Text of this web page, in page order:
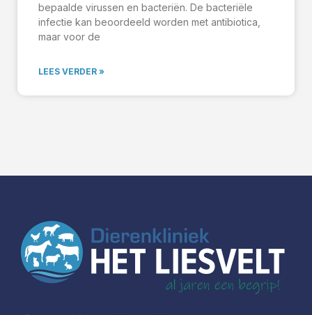
bepaalde virussen en bacteriën. De bacteriële
infectie kan beoordeeld worden met antibiotica,
maar voor de
LEES VERDER »